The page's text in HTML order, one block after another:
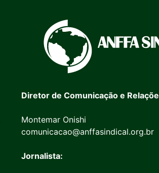
Diretor de Comunicação e
Montemar Onishi
comunicacao@anffasindical.org.br
Jornalista: